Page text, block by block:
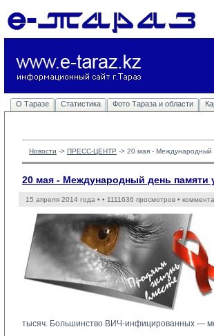
О Таразе Статистика Фото Тараза и области
Новости -> ПРЕСС-ЦЕНТР -> 20 мая - Международный
20 мая - Международный день
15 апреля 2014 года • • 1111636 просмотров •
тысяч. Большинство ВИЧ-инфицированных —